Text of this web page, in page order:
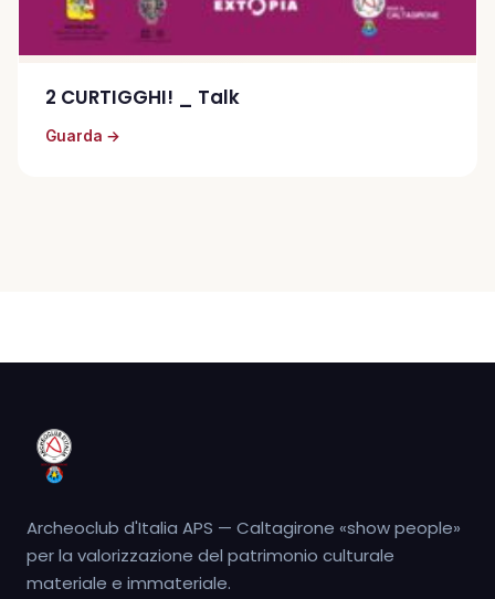
2 CURTIGGHI! _ Talk
Guarda →
Archeoclub d'Italia APS — Caltagirone «show people»
per la valorizzazione del patrimonio culturale
materiale e immateriale.